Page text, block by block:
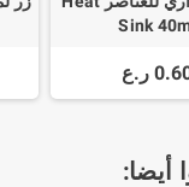
Sink
ر.ع
أيضا: